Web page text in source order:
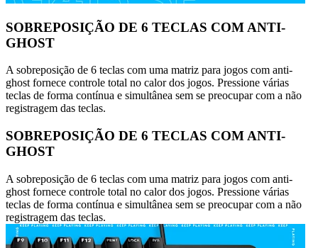
SOBREPOSIÇÃO DE 6 TECLAS COM ANTI-
GHOST
A sobreposição de 6 teclas com uma matriz para jogos com anti-
ghost fornece controle total no calor dos jogos. Pressione várias
teclas de forma contínua e simultânea sem se preocupar com a não
registragem das teclas.
SOBREPOSIÇÃO DE 6 TECLAS COM ANTI-
GHOST
A sobreposição de 6 teclas com uma matriz para jogos com anti-
ghost fornece controle total no calor dos jogos. Pressione várias
teclas de forma contínua e simultânea sem se preocupar com a não
registragem das teclas.